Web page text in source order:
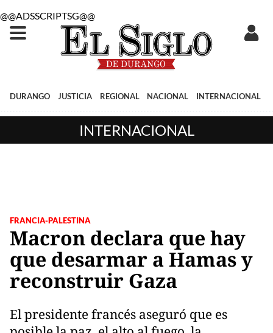
@@ADSSCRIPTSG@@
DURANGO JUSTICIA REGIONAL NACIONAL INTERNACIONAL
INTERNACIONAL
FRANCIA-PALESTINA
Macron declara que hay
que desarmar a Hamas y
reconstruir Gaza
El presidente francés aseguró que es